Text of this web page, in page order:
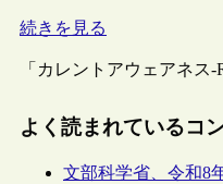
続きを見る
「カレントアウェアネス-
よく読まれているコ
文部科学省、令和8